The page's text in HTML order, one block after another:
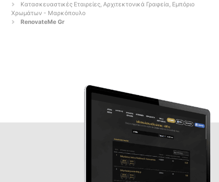
Κατασκευαστικές Εταιρείες, Αρχιτεκτονικά Γραφεία, Εμπόριο
Χρωμάτων - Μαρκόπουλο
RenovateMe Gr